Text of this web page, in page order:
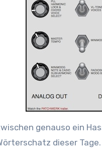
genauso ein
dieser